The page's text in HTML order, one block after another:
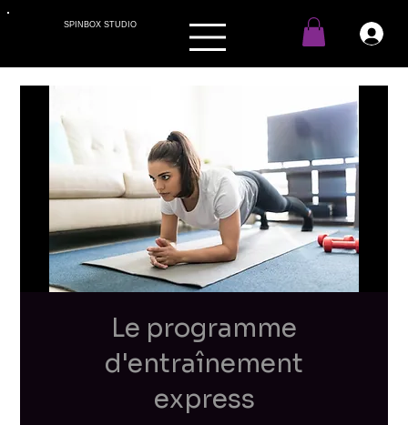
SPINBOX STUDIO
Le programme
d'entraînement
express